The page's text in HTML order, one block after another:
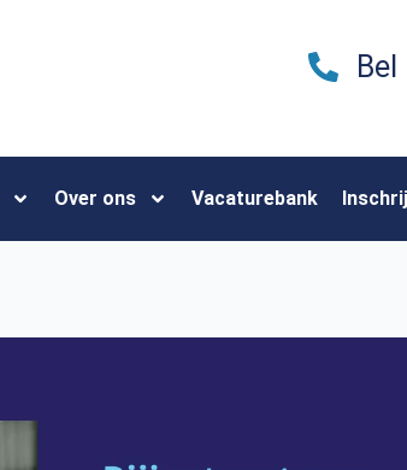
Over ons Vacaturebank